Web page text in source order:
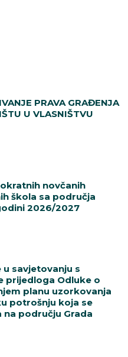
PRAVA GRAĐENJA
U VLASNIŠTVU
novčanih
škola sa područja
2026/2027
u savjetovanju s
prijedloga Odluke o
planu uzorkovanja
potrošnju koja se
području Grada